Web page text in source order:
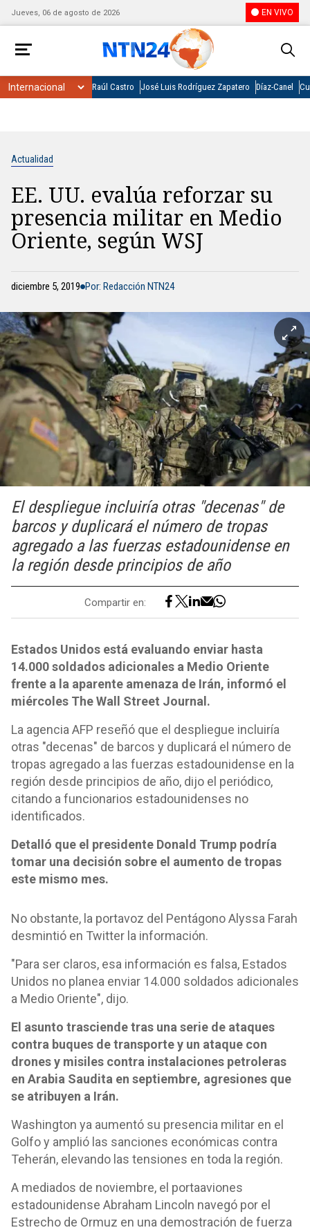
Jueves, 06 de agosto de 2026 EN VIVO
Raúl Castro José Luis Rodríguez Zapatero Díaz-Canel
Actualidad
EE. UU. evalúa reforzar su
presencia militar en Medio
Oriente, según WSJ
diciembre 5, 2019 Por: Redacción NTN24
El despliegue incluiría otras "decenas" de
barcos y duplicará el número de tropas
agregado a las fuerzas estadounidense en
la región desde principios de año
Compartir en:
Estados Unidos está evaluando enviar hasta
14.000 soldados adicionales a Medio Oriente
frente a la aparente amenaza de Irán, informó el
miércoles The Wall Street Journal.
La agencia AFP reseñó que el despliegue incluiría
otras "decenas" de barcos y duplicará el número de
tropas agregado a las fuerzas estadounidense en la
región desde principios de año, dijo el periódico,
citando a funcionarios estadounidenses no
identificados.
Detalló que el presidente Donald Trump podría
tomar una decisión sobre el aumento de tropas
este mismo mes.
No obstante, la portavoz del Pentágono Alyssa Farah
desmintió en Twitter la información.
"Para ser claros, esa información es falsa, Estados
Unidos no planea enviar 14.000 soldados adicionales
a Medio Oriente", dijo.
El asunto trasciende tras una serie de ataques
contra buques de transporte y un ataque con
drones y misiles contra instalaciones petroleras
en Arabia Saudita en septiembre, agresiones que
se atribuyen a Irán.
Washington ya aumentó su presencia militar en el
Golfo y amplió las sanciones económicas contra
Teherán, elevando las tensiones en toda la región.
A mediados de noviembre, el portaaviones
estadounidense Abraham Lincoln navegó por el
Estrecho de Ormuz en una demostración de fuerza